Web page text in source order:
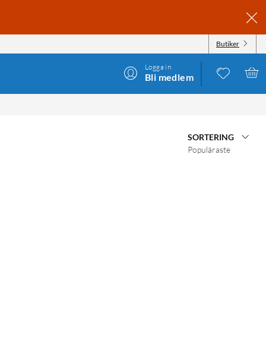
Butiker
Logga in
Bli medlem
SORTERING
Populäraste